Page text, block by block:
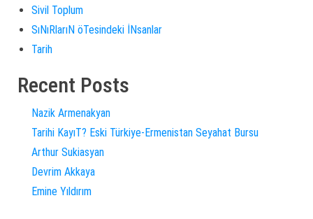
Sivil Toplum
SıNıRlarıN öTesindeki İNsanlar
Tarih
Recent Posts
Nazik Armenakyan
Tarihi KayıT? Eski Türkiye-Ermenistan Seyahat Bursu
Arthur Sukiasyan
Devrim Akkaya
Emine Yıldırım